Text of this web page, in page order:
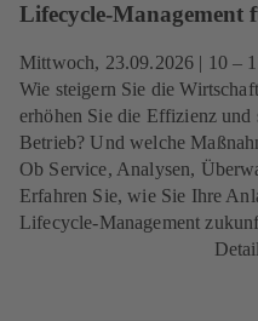
Lifecycle-Management
Mittwoch, 23.09.2026 | 10 –
Wie steigern Sie die
erhöhen Sie die Effizienz und
Betrieb? Und welche
Ob Service, Analysen,
Erfahren Sie, wie Sie Ihre
Lifecycle‑Management